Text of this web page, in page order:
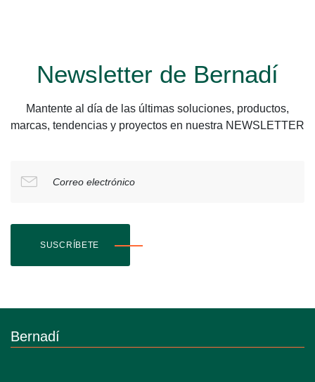
Newsletter de Bernadí
Mantente al día de las últimas soluciones, productos,
marcas, tendencias y proyectos en nuestra NEWSLETTER
Correo electrónico
SUSCRÍBETE
Bernadí